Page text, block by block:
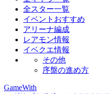
全スター一覧
イベントおすすめ
アリーナ編成
レアモン情報
イベクエ情報
その他
序盤の進め方
GameWith